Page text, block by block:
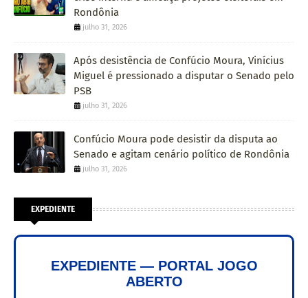
Rondônia
julho 31, 2026
Após desistência de Confúcio Moura, Vinícius
Miguel é pressionado a disputar o Senado pelo
PSB
julho 31, 2026
Confúcio Moura pode desistir da disputa ao
Senado e agitam cenário político de Rondônia
julho 31, 2026
EXPEDIENTE
EXPEDIENTE — PORTAL JOGO
ABERTO